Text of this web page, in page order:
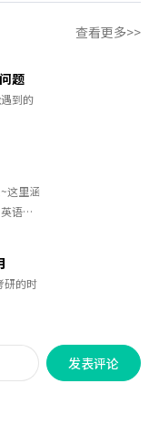
查看更多>>
题
到的
这里涵
语、
赶快
研的时
发表评论